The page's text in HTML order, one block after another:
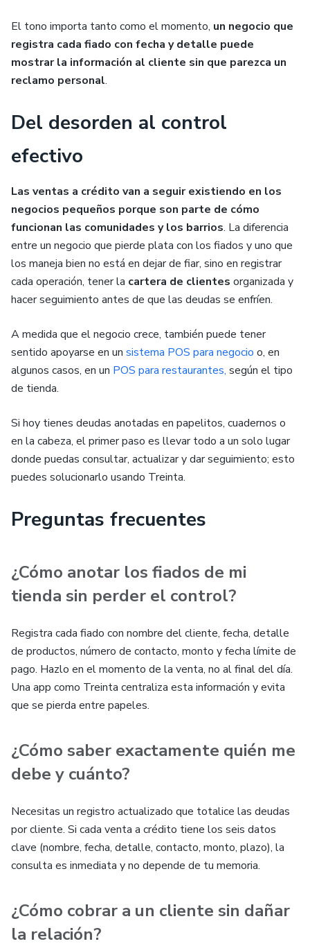
El tono importa tanto como el momento, un negocio que
registra cada fiado con fecha y detalle puede
mostrar la información al cliente sin que parezca un
reclamo personal.
Del desorden al control
efectivo
Las ventas a crédito van a seguir existiendo en los
negocios pequeños porque son parte de cómo
funcionan las comunidades y los barrios. La diferencia
entre un negocio que pierde plata con los fiados y uno que
los maneja bien no está en dejar de fiar, sino en registrar
cada operación, tener la cartera de clientes organizada y
hacer seguimiento antes de que las deudas se enfríen.
A medida que el negocio crece, también puede tener
sentido apoyarse en un sistema POS para negocio o, en
algunos casos, en un POS para restaurantes, según el tipo
de tienda.
Si hoy tienes deudas anotadas en papelitos, cuadernos o
en la cabeza, el primer paso es llevar todo a un solo lugar
donde puedas consultar, actualizar y dar seguimiento; esto
puedes solucionarlo usando Treinta.
Preguntas frecuentes
¿Cómo anotar los fiados de mi
tienda sin perder el control?
Registra cada fiado con nombre del cliente, fecha, detalle
de productos, número de contacto, monto y fecha límite de
pago. Hazlo en el momento de la venta, no al final del día.
Una app como Treinta centraliza esta información y evita
que se pierda entre papeles.
¿Cómo saber exactamente quién me
debe y cuánto?
Necesitas un registro actualizado que totalice las deudas
por cliente. Si cada venta a crédito tiene los seis datos
clave (nombre, fecha, detalle, contacto, monto, plazo), la
consulta es inmediata y no depende de tu memoria.
¿Cómo cobrar a un cliente sin dañar
la relación?